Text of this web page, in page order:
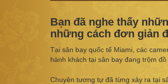
Bạn đã nghe thấy
những cách đơn giản
Tại sân bay quốc tế Miami, các
hành khách tại sân bay đang trộm
Chuyện tương tự đã từng xảy ra tại